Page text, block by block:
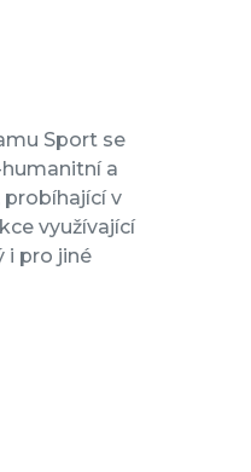
Sport se
a
v
využívající
i pro jiné